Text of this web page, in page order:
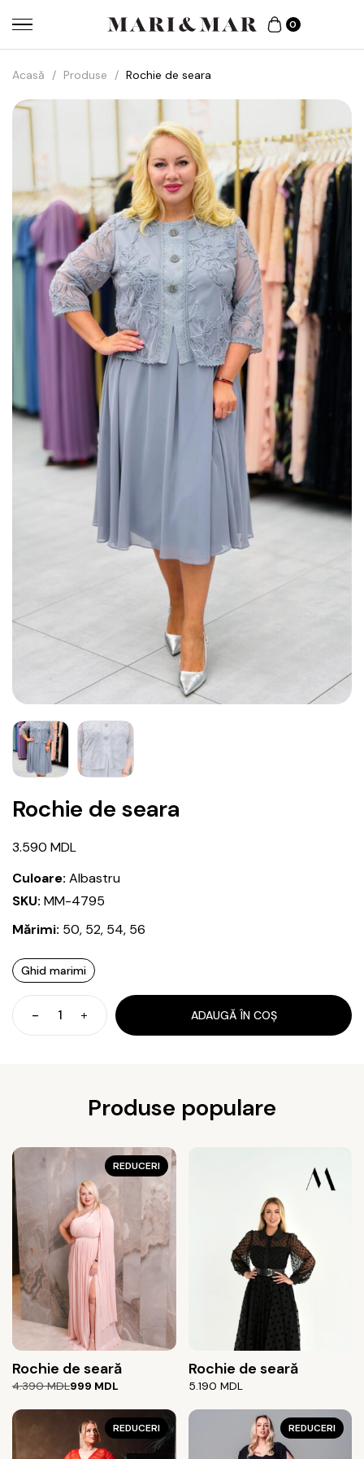
0
Acasă / Produse / Rochie de seara
Rochie de seara
3.590 MDL
Culoare: Albastru
SKU: MM-4795
Mărimi: 50, 52, 54, 56
Ghid marimi
Cantitate
Rochie
ADAUGĂ ÎN COȘ
Produse populare
REDUCERI
Rochie de seară
4.390MDL
Prețul
a
fost:
999 MDL
Prețul
este:
999 MDL.
Rochie de seară
5.190 MDL
REDUCERI REDUCERI